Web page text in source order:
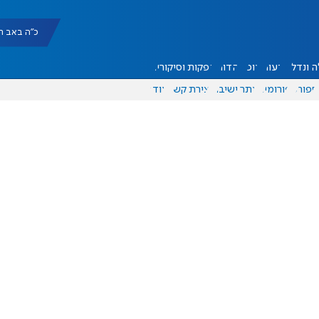
כ"ה באב תשפ"ו
ונדל"ן דעות אוכל יהדות הפקות וסיקורים
ספורט פורומים אתר ישיבה יצירת קשר עוד